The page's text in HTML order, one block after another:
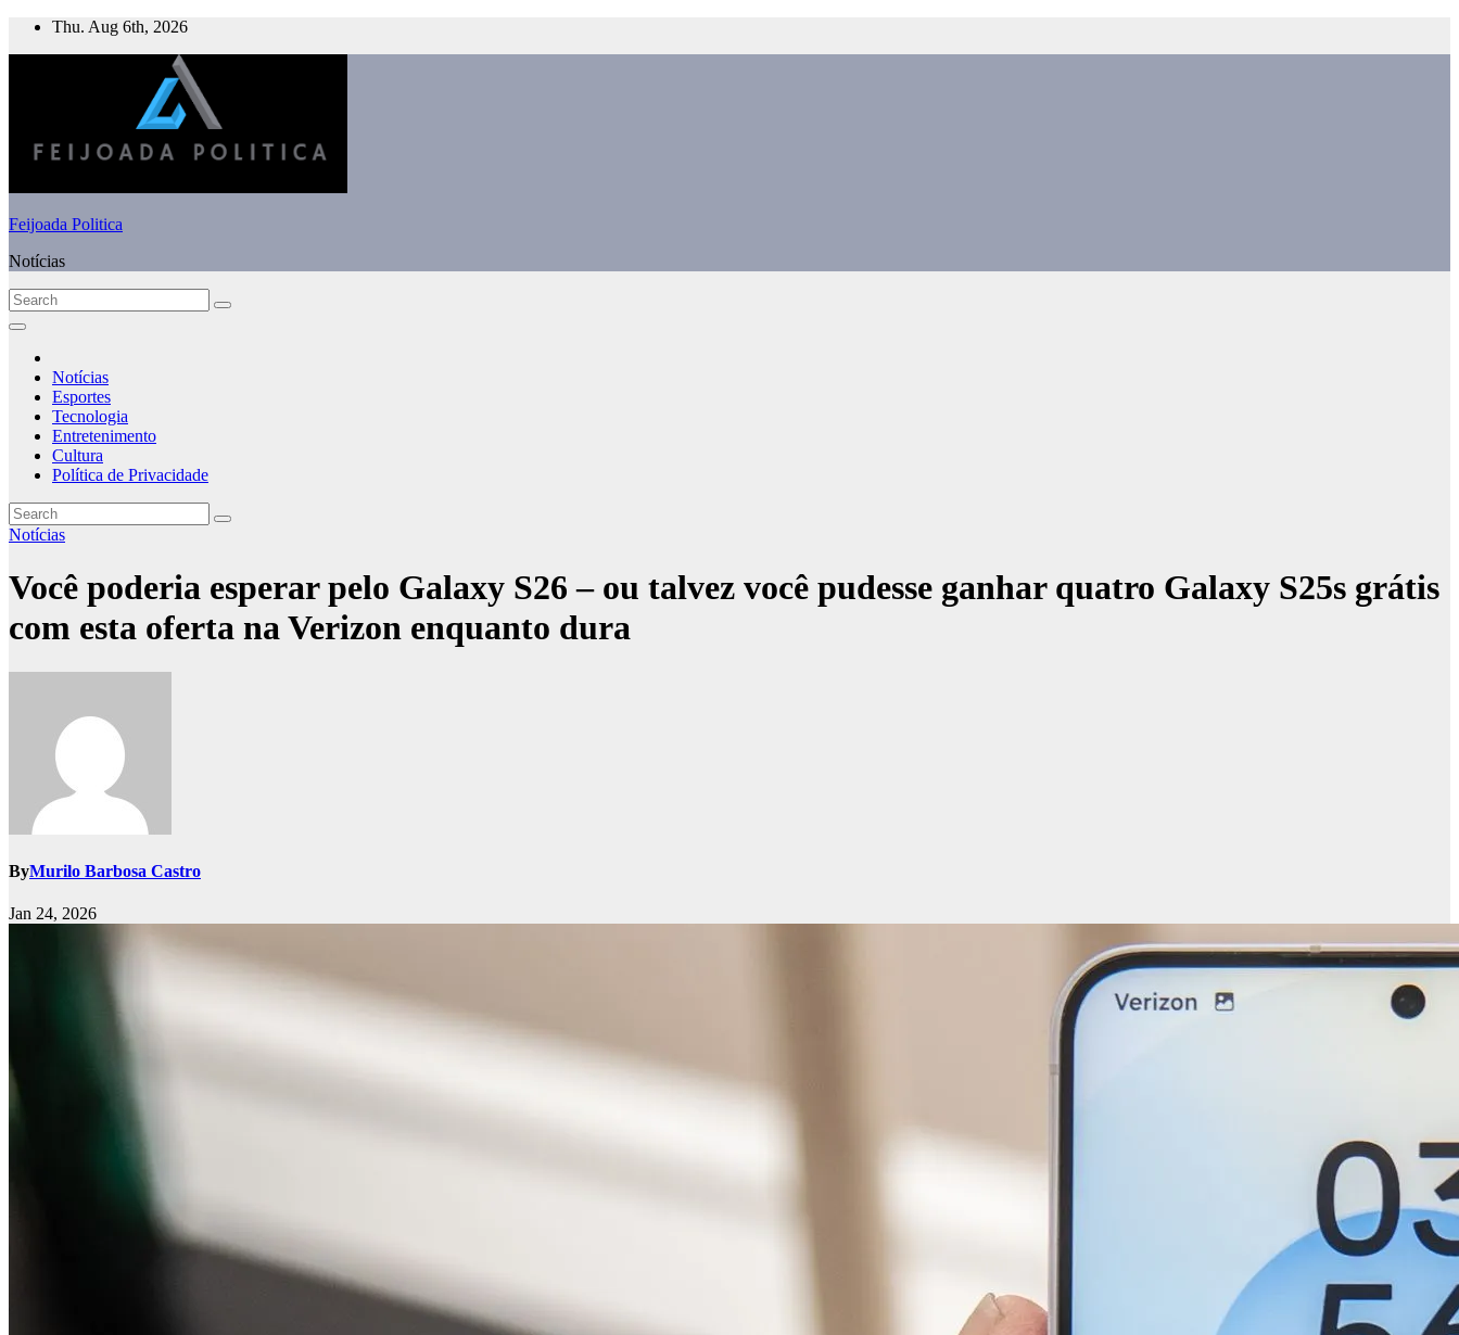
Skip
Thu. Aug 6th, 2026
Feijoada Politica
Notícias
Notícias
Esportes
Tecnologia
Entretenimento
Cultura
Política de Privacidade
Notícias
Você poderia esperar pelo Galaxy S26 – ou talvez você pudesse ganhar quatro Galaxy S25s grátis
com esta oferta na Verizon enquanto dura
ByMurilo Barbosa Castro
Jan 24, 2026